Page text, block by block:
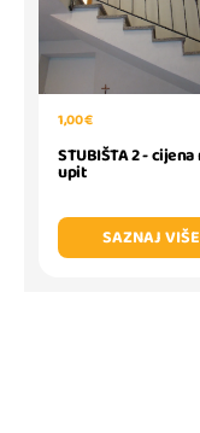
1,00 €
STUBIŠTA 2 - cijena
upit
SAZNAJ VIŠE